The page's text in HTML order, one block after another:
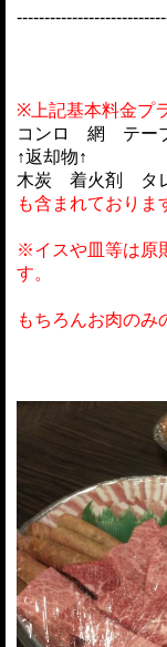
※上記基本料金プ
コンロ 網 テー
↑返却物↑
木炭 着火剤 タ
も含まれておりま
※イスや皿等は原
す。
もちろんお肉のみ